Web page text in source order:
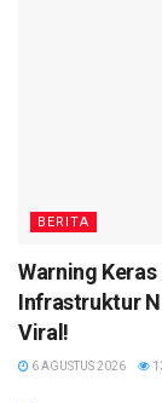
BERITA
Warning
Infrastruktur
Viral!
6 AGUSTUS 2026